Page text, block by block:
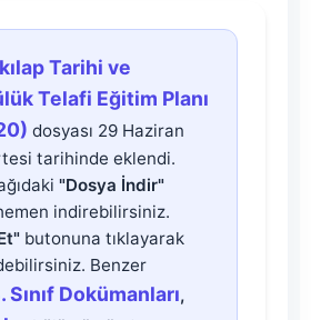
Tarihi ve
Telafi Eğitim Planı
dosyası 29 Haziran
tarihinde eklendi.
"Dosya İndir"
indirebilirsiniz.
butonuna tıklayarak
Benzer
Sınıf Dokümanları,